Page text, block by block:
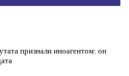
признали иноагентом: он